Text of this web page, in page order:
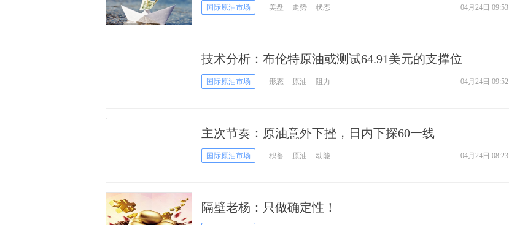
国际原油市场 美盘 走势 状态 04月24日 09:53
技术分析：布伦特原油或测试64.91美元的支撑位
国际原油市场 形态 原油 阻力 04月24日 09:52
主次节奏：原油意外下挫，日内下探60一线
国际原油市场 积蓄 原油 动能 04月24日 08:23
隔壁老杨：只做确定性！